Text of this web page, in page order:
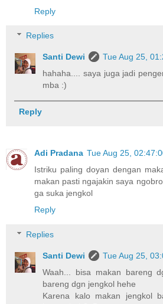
Reply
Replies
Santi Dewi
Tue Aug 25,
hahaha.... saya juga jadi
mba :)
Reply
Adi Pradana Tue Aug 25,
Istriku paling doyan dengan
makan pasti ngajakin saya
ga suka jengkol
Reply
Replies
Santi Dewi
Tue Aug 25,
Waah... bisa makan bareng
bareng dgn jengkol hehe
Karena kalo makan jengkol